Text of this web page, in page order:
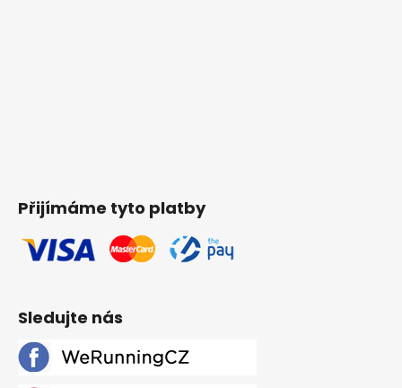
Přijímáme tyto platby
Sledujte nás